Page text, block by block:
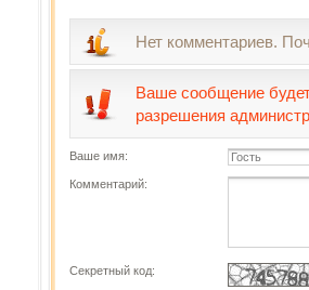
Нет комментариев.
Ваше сообщение
разрешения
Ваше имя:
Комментарий:
Секретный код: